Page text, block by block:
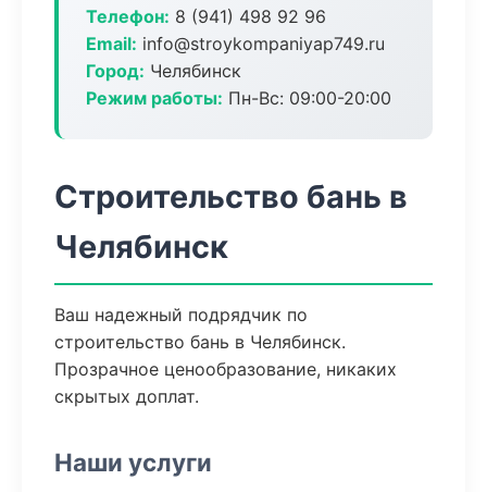
Телефон: 8 (941) 498 92 96
Email: info@stroykompaniyap749.ru
Город: Челябинск
Режим работы: Пн-Вс: 09:00-20:00
Строительство бань в
Челябинск
Ваш надежный подрядчик по
строительство бань в Челябинск.
Прозрачное ценообразование, никаких
скрытых доплат.
Наши услуги